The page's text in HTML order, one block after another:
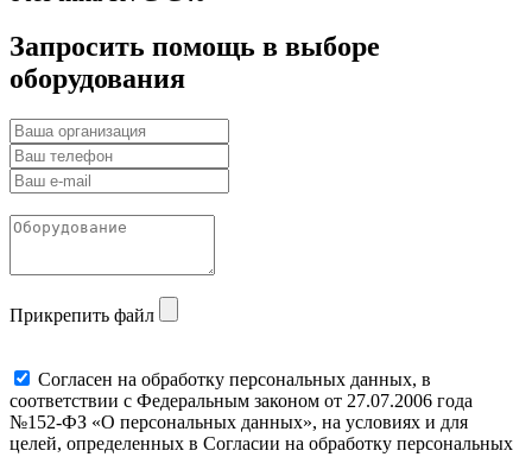
Запросить помощь в выборе
оборудования
Прикрепить файл
Cогласен на обработку персональных данных, в
соответствии с Федеральным законом от 27.07.2006 года
№152-ФЗ «О персональных данных», на условиях и для
целей, определенных в Согласии на обработку персональных